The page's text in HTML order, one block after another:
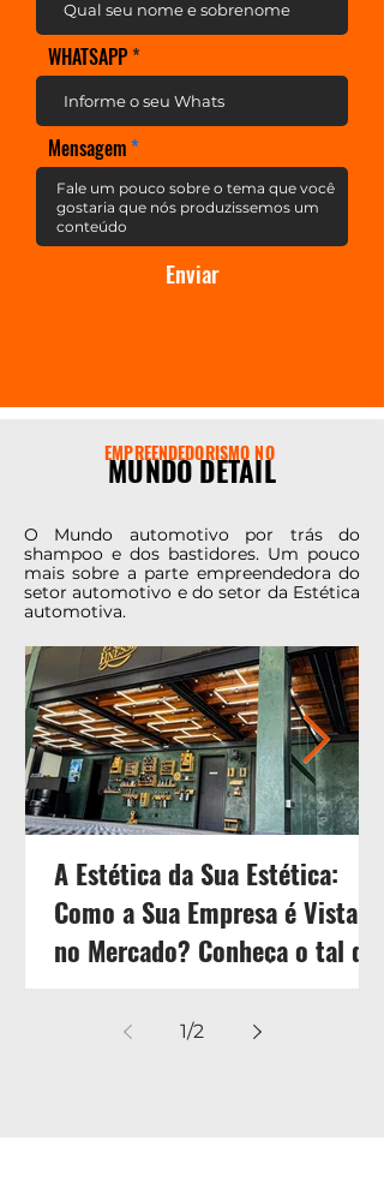
WHATSAPP
Mensagem
Enviar
EMPREENDEDORISMO NO
MUNDO DETAIL
O Mundo automotivo por trás do
shampoo e dos bastidores. Um pouco
mais sobre a parte empreendedora do
setor automotivo e do setor da Estética
automotiva.
A Estética da Sua Estética:
Como a Sua Empresa é Vista
no Mercado? Conheça o tal do
Branding!
1/2